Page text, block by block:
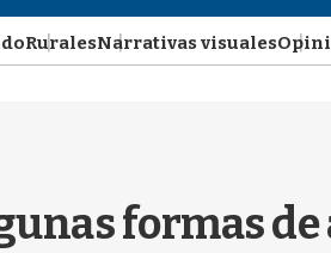
RuralesNarrativas visuales
formas